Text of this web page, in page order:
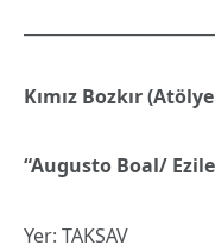
Kımız Bozkır
“Augusto Boal/
Yer: TAKSAV